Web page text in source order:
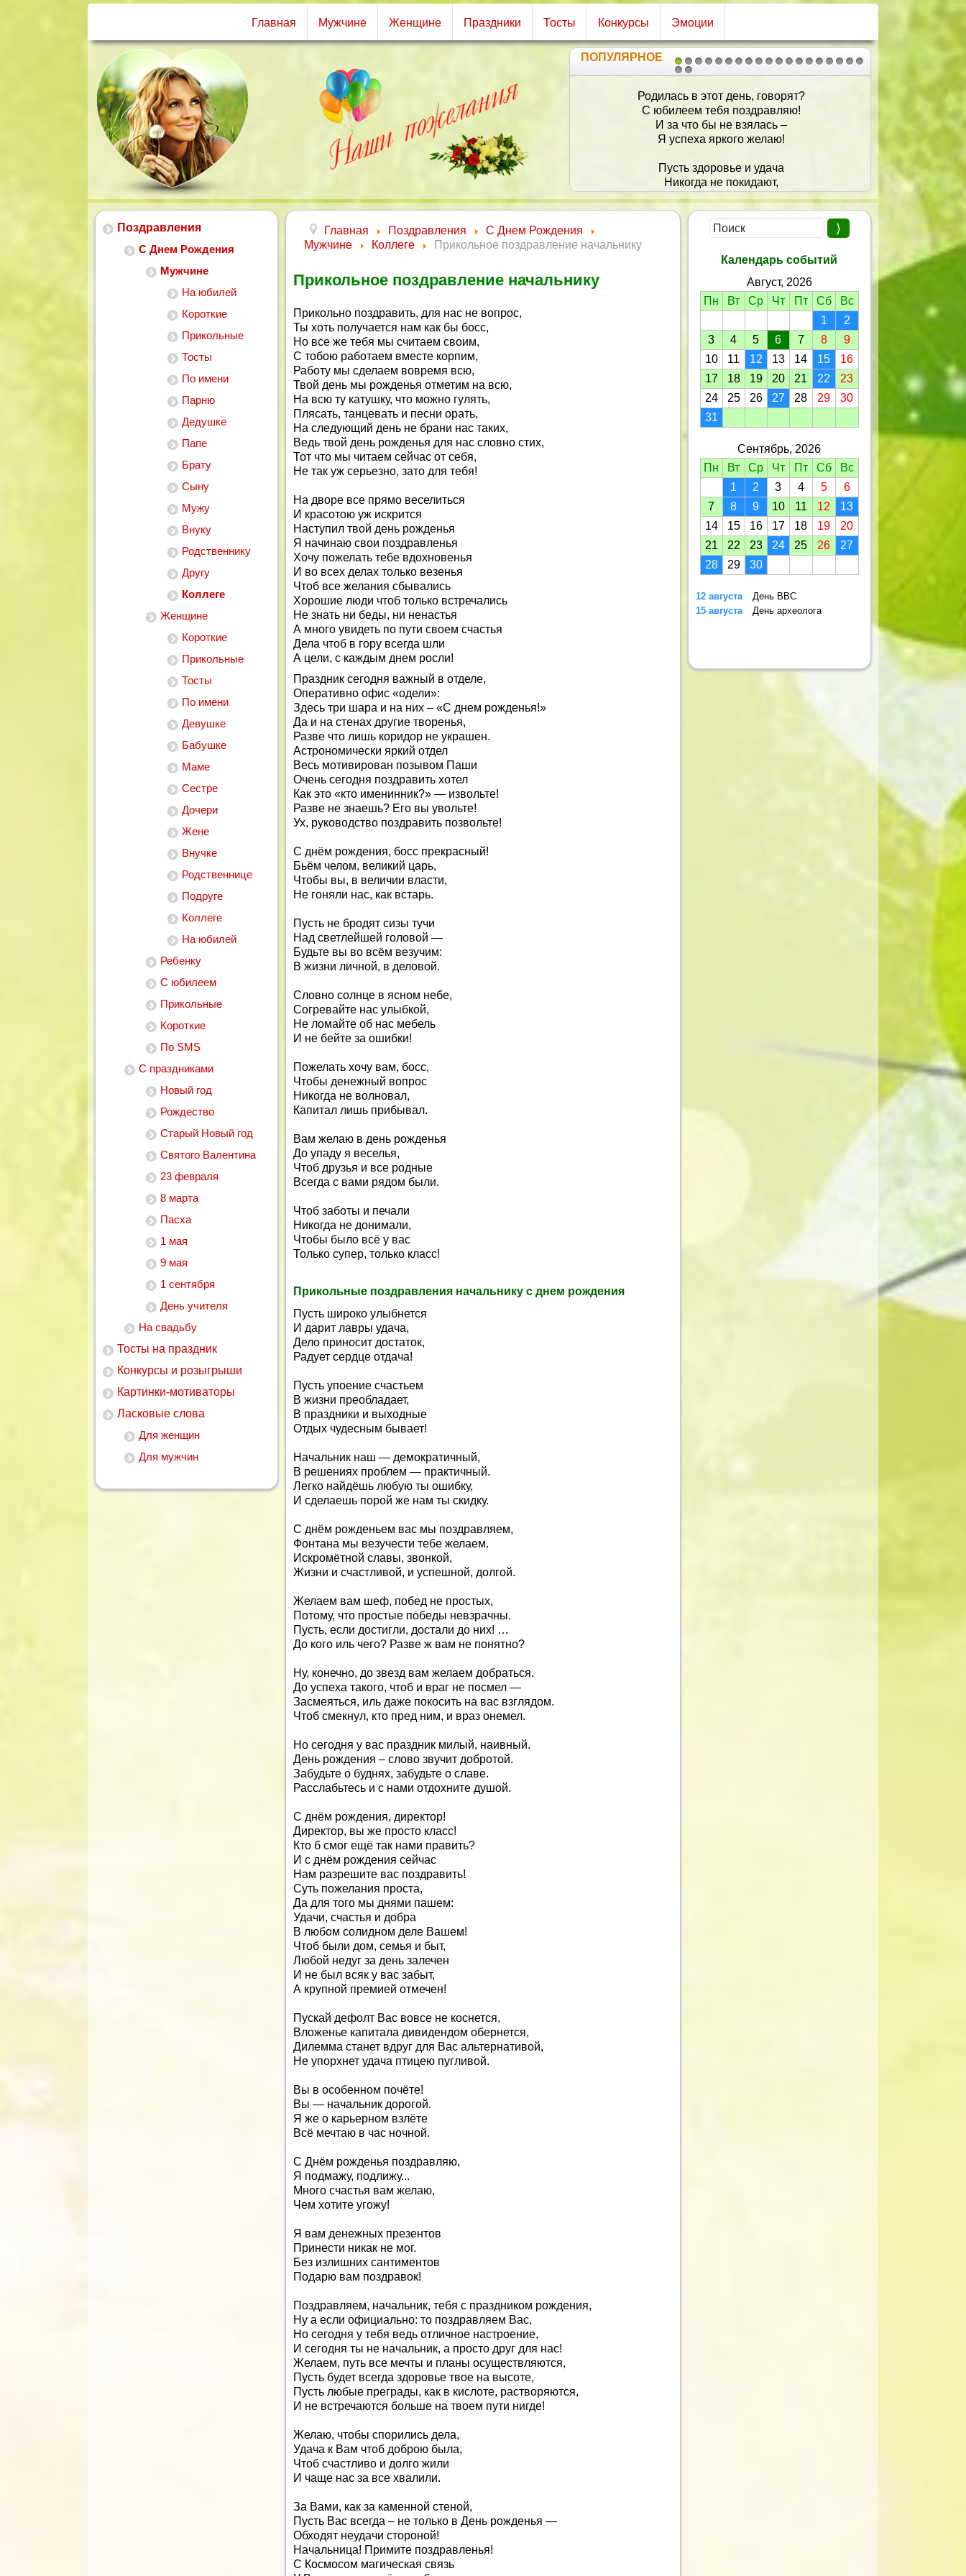
Главная Мужчине Женщине Праздники Тосты Конкурсы Эмоции
1 2
2021
ПОПУЛЯРНОЕ
Ты хорошеешь с каждым днём,
Растёт живот и кроха в нём.
Ещё немного, и, глядишь,
Появится на свет малыш.
Пускай здоровой и счастливой
Родится дорогая лялька,
И будет, как и мама, милой,
И пусть живёт на свете сладко.
Пусть с ней уют и доброта
В твой дом переселятся,
И все твои мечты
В реальность превратятся!
Поздравления
С Днем Рождения
Мужчине
На юбилей
Короткие
Прикольные
Тосты
По имени
Парню
Дедушке
Папе
Брату
Сыну
Мужу
Внуку
Родственнику
Другу
Коллеге
Женщине
Короткие
Прикольные
Тосты
По имени
Девушке
Бабушке
Маме
Сестре
Дочери
Жене
Внучке
Родственнице
Подруге
Коллеге
На юбилей
Ребенку
С юбилеем
Прикольные
Короткие
По SMS
С праздниками
Новый год
Рождество
Старый Новый год
Святого Валентина
23 февраля
8 марта
Пасха
1 мая
9 мая
1 сентября
День учителя
На свадьбу
Тосты на праздник
Конкурсы и розыгрыши
Картинки-мотиваторы
Ласковые слова
Для женщин
Для мужчин
Главная Поздравления
С Днем Рождения
Мужчине
Коллеге Прикольное поздравление начальнику
Прикольное поздравление начальнику
Прикольно поздравить, для нас не вопрос,
Ты хоть получается нам как бы босс,
Но все же тебя мы считаем своим,
С тобою работаем вместе корпим,
Работу мы сделаем вовремя всю,
Твой день мы рожденья отметим на всю,
На всю ту катушку, что можно гулять,
Плясать, танцевать и песни орать,
На следующий день не брани нас таких,
Ведь твой день рожденья для нас словно стих,
Тот что мы читаем сейчас от себя,
Не так уж серьезно, зато для тебя!
На дворе все прямо веселиться
И красотою уж искрится
Наступил твой день рожденья
Я начинаю свои поздравленья
Хочу пожелать тебе вдохновенья
И во всех делах только везенья
Чтоб все желания сбывались
Хорошие люди чтоб только встречались
Не знать ни беды, ни ненастья
А много увидеть по пути своем счастья
Дела чтоб в гору всегда шли
А цели, с каждым днем росли!
Праздник сегодня важный в отделе,
Оперативно офис «одели»:
Здесь три шара и на них – «С днем рожденья!»
Да и на стенах другие творенья,
Разве что лишь коридор не украшен.
Астрономически яркий отдел
Весь мотивирован позывом Паши
Очень сегодня поздравить хотел
Как это «кто именинник?» — извольте!
Разве не знаешь? Его вы увольте!
Ух, руководство поздравить позвольте!
С днём рождения, босс прекрасный!
Бьём челом, великий царь,
Чтобы вы, в величии власти,
Не гоняли нас, как встарь.
Пусть не бродят сизы тучи
Над светлейшей головой —
Будьте вы во всём везучим:
В жизни личной, в деловой.
Словно солнце в ясном небе,
Согревайте нас улыбкой,
Не ломайте об нас мебель
И не бейте за ошибки!
Пожелать хочу вам, босс,
Чтобы денежный вопрос
Никогда не волновал,
Капитал лишь прибывал.
Вам желаю в день рожденья
До упаду я веселья,
Чтоб друзья и все родные
Всегда с вами рядом были.
Чтоб заботы и печали
Никогда не донимали,
Чтобы было всё у вас
Только супер, только класс!
Прикольные поздравления начальнику с днем рождения
Пусть широко улыбнется
И дарит лавры удача,
Дело приносит достаток,
Радует сердце отдача!
Пусть упоение счастьем
В жизни преобладает,
В праздники и выходные
Отдых чудесным бывает!
Начальник наш — демократичный,
В решениях проблем — практичный.
Легко найдёшь любую ты ошибку,
И сделаешь порой же нам ты скидку.
С днём рожденьем вас мы поздравляем,
Фонтана мы везучести тебе желаем.
Искромётной славы, звонкой,
Жизни и счастливой, и успешной, долгой.
Желаем вам шеф, побед не простых,
Потому, что простые победы невзрачны.
Пусть, если достигли, достали до них! …
До кого иль чего? Разве ж вам не понятно?
Ну, конечно, до звезд вам желаем добраться.
До успеха такого, чтоб и враг не посмел —
Засмеяться, иль даже покосить на вас взглядом.
Чтоб смекнул, кто пред ним, и враз онемел.
Но сегодня у вас праздник милый, наивный.
День рождения – слово звучит добротой.
Забудьте о буднях, забудьте о славе.
Расслабьтесь и с нами отдохните душой.
С днём рождения, директор!
Директор, вы же просто класс!
Кто б смог ещё так нами править?
И с днём рождения сейчас
Нам разрешите вас поздравить!
Суть пожелания проста,
Да для того мы днями пашем:
Удачи, счастья и добра
В любом солидном деле Вашем!
Чтоб были дом, семья и быт,
Любой недуг за день залечен
И не был всяк у вас забыт,
А крупной премией отмечен!
Пускай дефолт Вас вовсе не коснется,
Вложенье капитала дивидендом обернется,
Дилемма станет вдруг для Вас альтернативой,
Не упорхнет удача птицею пугливой.
Вы в особенном почёте!
Вы — начальник дорогой.
Я же о карьерном взлёте
Всё мечтаю в час ночной.
С Днём рожденья поздравляю,
Я подмажу, подлижу...
Много счастья вам желаю,
Чем хотите угожу!
Я вам денежных презентов
Принести никак не мог.
Без излишних сантиментов
Подарю вам поздравок!
Поздравляем, начальник, тебя с праздником рождения,
Ну а если официально: то поздравляем Вас,
Но сегодня у тебя ведь отличное настроение,
И сегодня ты не начальник, а просто друг для нас!
Желаем, путь все мечты и планы осуществляются,
Пусть будет всегда здоровье твое на высоте,
Пусть любые преграды, как в кислоте, растворяются,
И не встречаются больше на твоем пути нигде!
Желаю, чтобы спорились дела,
Удача к Вам чтоб доброю была,
Чтоб счастливо и долго жили
И чаще нас за все хвалили.
За Вами, как за каменной стеной,
Пусть Вас всегда – не только в День рожденья —
Обходят неудачи стороной!
Начальница! Примите поздравленья!
С Космосом магическая связь
Календарь событий
Август, 2026
Пн
Вт Ср Чт Пт Сб
Вс
1
2
3
4 5 6 7 8
9
10
11 12 13 14 15
16
17
18 19 20 21 22
23
24
25 26 27 28 29
30
31
Сентябрь, 2026
Пн
Вт Ср Чт Пт Сб
Вс
1
2 3 4 5
6
7
8 9 10 11 12
13
14
15 16 17 18 19
20
21
22 23 24 25 26
27
28
29 30
12 августа
День ВВС
15 августа
День археолога